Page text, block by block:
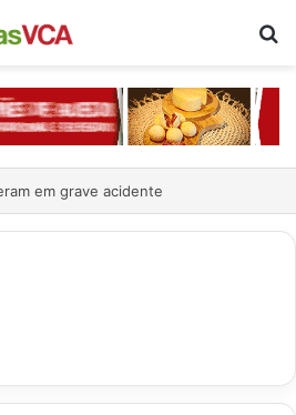
em grave acidente